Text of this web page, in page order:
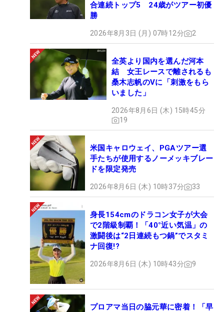
合連続トップ5 24歳がツアー初優
勝
2026年8月3日 (月) 07時12分 2
全英より国内を選んだ河本
結 女王レースで離されるも
桑木志帆のVに「刺激をもら
いました」
2026年8月6日 (木) 15時45分
19
米国キャロウェイ、PGAツアー選
手たちが使用するノーメッキブレー
ドを限定発売
2026年8月6日 (木) 10時37分 33
身長154cmのドラコン女子が大会
で2階級制覇！「40°近い気温」の
激闘後は“2日連続もつ鍋”でスタミ
ナ回復!?
2026年8月6日 (木) 10時43分 9
プロアマ当日の脇元華に密着！「早